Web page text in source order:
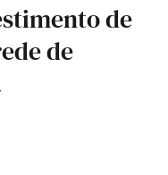
de
de